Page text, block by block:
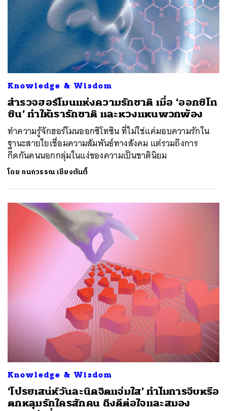
Knowledge & Wisdom
สำรวจฮอร์โมนแห่งความรักชาติ เมื่อ ‘ออกซิโท
ซิน’ ทำให้เรารักชาติ และหวงแหนพวกพ้อง
ทำความรู้จักฮอร์โมนออกซิโทซิน ที่ไม่ใช่แค่มอบความรักใน
ฐานะสายใยเชื่อมความสัมพันธ์ทางสังคม แต่รวมถึงการ
กีดกันคนนอกกลุ่มในแง่ของความเป็นชาตินิยม
โดย กนกวรรณ เชียงตันติ์
Knowledge & Wisdom
‘โปรยเสน่ห์วันละนิดจิตแจ่มใส’ ทำไมการจีบหรือ
ตกหลุมรักใครสักคน ถึงดีต่อใจและสมอง
ค้นหา
SHARE TWEET LINE EMAIL